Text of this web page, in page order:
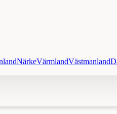
NärkeVärmlandVästmanland